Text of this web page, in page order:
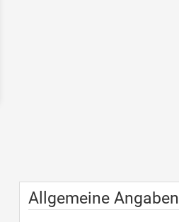
Allgemeine Angaben